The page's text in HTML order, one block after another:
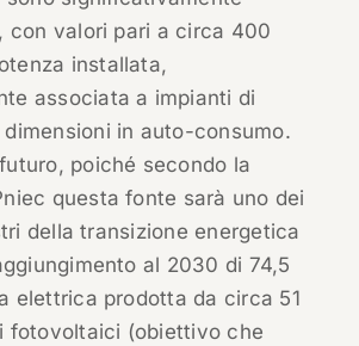
con valori pari a circa 400
installata,
associata a impianti di
in auto-consumo.
poiché secondo la
questa fonte sarà uno dei
della transizione energetica
al 2030 di 74,5
elettrica prodotta da circa 51
fotovoltaici (obiettivo che